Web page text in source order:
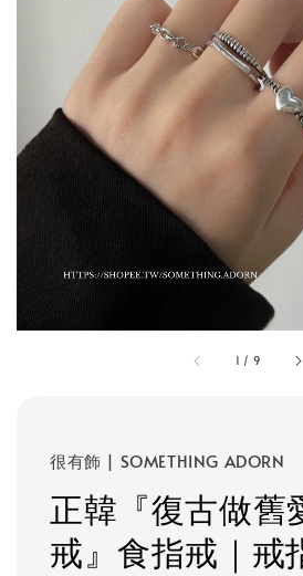
1 / 9
很有飾 | SOMETHING ADORN
正韓『復古做舊
戒』食指戒｜戒